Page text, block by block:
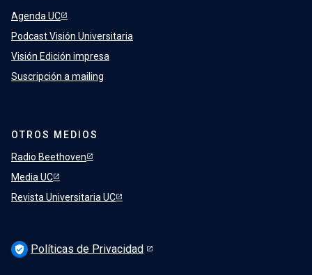
Agenda UC
Podcast Visión Universitaria
Visión Edición impresa
Suscripción a mailing
OTROS MEDIOS
Radio Beethoven
Media UC
Revista Universitaria UC
verified_user Políticas de Privacidad